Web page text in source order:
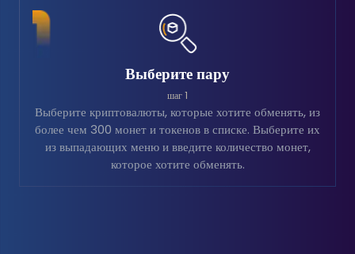
Выберите пару
шаг 1
Выберите криптовалюты, которые хотите обменять, из
более чем 300 монет и токенов в списке. Выберите их
из выпадающих меню и введите количество монет,
которое хотите обменять.